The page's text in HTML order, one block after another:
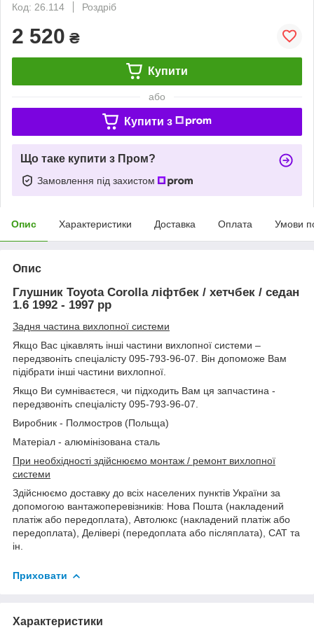
Код: 26.114
Роздріб
2 520 ₴
Купити
або
Купити з
Що таке купити з Пром?
Замовлення під захистом
Опис Характеристики Доставка Оплата Умови
Опис
Глушник Toyota Corolla ліфтбек / хетчбек / седан
1.6 1992 - 1997 рр
Задня частина вихлопної системи
Якщо Вас цікавлять інші частини вихлопної системи –
передзвоніть спеціалісту 095-793-96-07. Він допоможе Вам
підібрати інші частини вихлопної.
Якщо Ви сумніваєтеся, чи підходить Вам ця запчастина -
передзвоніть спеціалісту 095-793-96-07.
Виробник - Полмостров (Польща)
Матеріал - алюмінізована сталь
При необхідності здійснюємо монтаж / ремонт вихлопної
системи
Здійснюємо доставку до всіх населених пунктів України за
допомогою вантажоперевізників: Нова Пошта (накладений
платіж або передоплата), Автолюкс (накладений платіж або
передоплата), Делівері (передоплата або післяплата), САТ та
ін.
Приховати
Характеристики